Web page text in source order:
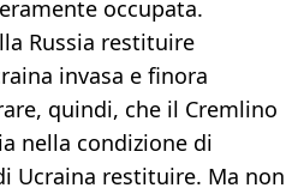
occupata.
Russia restituire
invasa e finora
quindi, che il Cremlino
nella condizione di
Ucraina restituire. Ma non